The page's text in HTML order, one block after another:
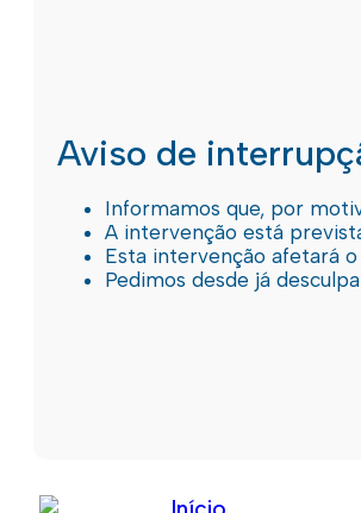
Aviso de
Informamos que, por
A intervenção está
Esta intervenção afetará
Pedimos desde já